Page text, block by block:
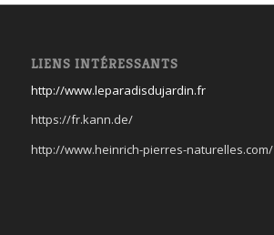
LIENS INTÉRESSANTS
http://www.leparadisdujardin.fr
https://fr.kann.de/
http://www.heinrich-pierres-naturelles.com/